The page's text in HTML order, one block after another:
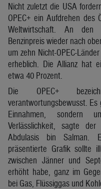
Nicht zuletzt die USA
OPEC+ ein Aufdrehen
Weltwirtschaft. An
Benzinpreis wieder nach
um zehn Nicht-OPEC-
erheblich. Die Allianz hat
etwa 40 Prozent.
Die OPEC+
verantwortungsbewusst.
Einnahmen, sondern
Verlässlichkeit, sagte der
Abdulasis bin Salman.
präsentierte Grafik sollte
zwischen Jänner und
erhöht habe, ganz im
bei Gas, Flüssiggas und